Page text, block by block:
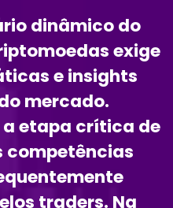
dinâmico do
exige
e insights
mercado.
etapa crítica de
competências
traders. Na